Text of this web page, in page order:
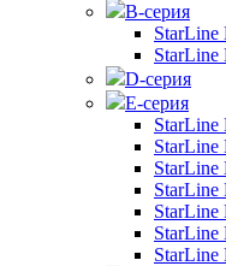
B-серия
D-серия
E-серия
StarLine
StarLine
StarLine
StarLine
StarLine
StarLine